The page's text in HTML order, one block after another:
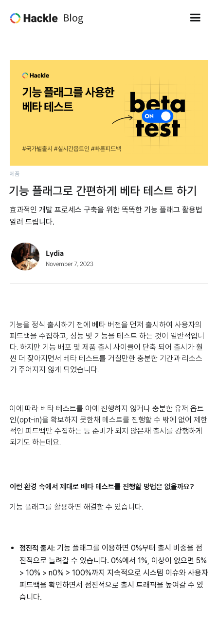
제품
기능 플래그로 간편하게 베타 테스트 하기
효과적인 개발 프로세스 구축을 위한 똑똑한 기능 플래그 활용법
알려 드립니다.
Lydia
November 7, 2023
기능을 정식 출시하기 전에 베타 버전을 먼저 출시하여 사용자의
피드백을 수집하고, 성능 및 기능을 테스트 하는 것이 일반적입니
다. 하지만 기능 배포 및 제품 출시 사이클이 단축 되어 출시가 훨
씬 더 잦아지면서 베타 테스트를 거칠만한 충분한 기간과 리소스
가 주어지지 않게 되었습니다.
이에 따라 베타 테스트를 아예 진행하지 않거나 충분한 유저 옵트
인(opt-in)을 확보하지 못한채 테스트를 진행할 수 밖에 없어 제한
적인 피드백만 수집하는 등 준비가 되지 않은채 출시를 강행하게
되기도 하는데요.
이런 환경 속에서 제대로 베타 테스트를 진행할 방법은 없을까요?
기능 플래그를 활용하면 해결할 수 있습니다.
점진적 출시: 기능 플래그를 이용하면 0%부터 출시 비중을 점
진적으로 늘려갈 수 있습니다. 0%에서 1%, 이상이 없으면 5%
> 10% > n0% > 100%까지 지속적으로 시스템 이슈와 사용자
피드백을 확인하면서 점진적으로 출시 트래픽을 높여갈 수 있
습니다.